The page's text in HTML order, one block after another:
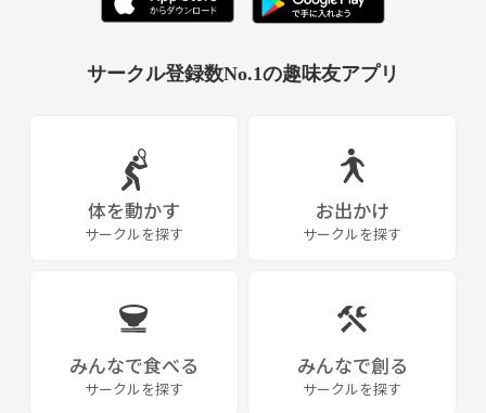
• 成功よりも「一緒に考える楽しさ・過程」を重視
• 初参加でも馴染みやすい空気づくりを心がけます
•他サークル、団体への引抜き
• 迷惑行為・マナー違反行為
• 他メンバーへの誹謗中傷
•態度が明確に悪い
•謎解き公演代は各自負担
•ボードゲーム カフェ代は各自負担(飲食代含む)
サークル登録数No.1の趣味友アプリ
体を動かす
サークルを探す
お出かけ
サークルを探す
みんなで食べる
サークルを探す
みんなで創る
サークルを探す